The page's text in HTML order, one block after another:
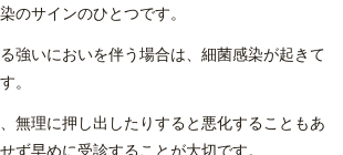
のサインのひとつです。
強いにおいを伴う場合は、細菌感染が起きて
。
無理に押し出したりすると悪化することもあ
ず早めに受診することが大切です。